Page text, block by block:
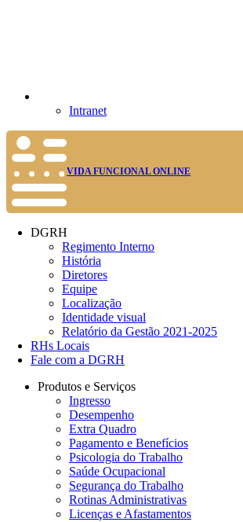
Intranet
VIDA FUNCIONAL ONLINE
DGRH
Regimento Interno
História
Diretores
Equipe
Localização
Identidade visual
Relatório da Gestão 2021-2025
RHs Locais
Fale com a DGRH
Produtos e Serviços
Ingresso
Desempenho
Extra Quadro
Pagamento e Benefícios
Psicologia do Trabalho
Saúde Ocupacional
Segurança do Trabalho
Rotinas Administrativas
Licenças e Afastamentos